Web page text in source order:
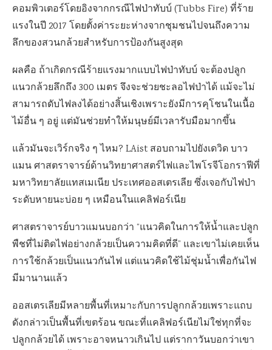
คอมพิวเตอร์โดยอิงจากกรณีไฟป่าทับบ์ (Tubbs Fire) ที่ร้าย
แรงในปี 2017 โดยตั้งค่าระยะห่างจากชุมชนไปจนถึงความ
ลึกของสวนกล้วยสำหรับการป้องกันสูงสุด
ผลคือ ถ้าเกิดกรณีร้ายแรงมากแบบไฟป่าทับบ์ จะต้องปลูก
แนวกล้วยลึกถึง 300 เมตร จึงจะช่วยชะลอไฟป่าได้ แม้จะไม่
สามารถดับไฟลงได้อย่างสิ้นเชิงเพราะยังมีการคุโชนในเนื้อ
ไม้อื่น ๆ อยู่ แต่มันช่วยทำให้มนุษย์มีเวลารับมือมากขึ้น
แล้วมันจะเวิร์กจริง ๆ ไหม? LAist สอบถามไปยังเดวิด บาว
แมน ศาสตราจารย์ด้านวิทยาศาสตร์ไฟและไพโรจีโอกราฟีที่
มหาวิทยาลัยแทสเมเนีย ประเทศออสเตรเลีย ซึ่งเจอกับไฟป่า
ระดับหายนะบ่อย ๆ เหมือนในแคลิฟอร์เนีย
ศาสตราจารย์บาวแมนบอกว่า “แนวคิดในการให้น้ำและปลูก
พืชที่ไม่ติดไฟอย่างกล้วยเป็นความคิดที่ดี” และเขาไม่เคยเห็น
การใช้กล้วยเป็นแนวกันไฟ แต่แนวคิดใช้ไม้ชุ่มน้ำเพื่อกันไฟ
มีมานานแล้ว
ออสเตรเลียมีหลายพื้นที่เหมาะกับการปลูกกล้วยเพราะแถบ
ดังกล่าวเป็นพื้นที่เขตร้อน ขณะที่แคลิฟอร์เนียไม่ใช่ทุกที่จะ
ปลูกกล้วยได้ เพราะอาจหนาวเกินไป แต่รากาวันบอกว่าเขา